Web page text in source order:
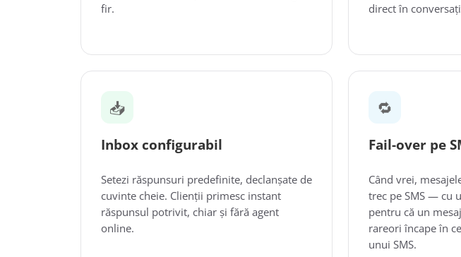
fir.
direct în
📥
Inbox configurabil
Setezi răspunsuri predefinite, declanșate de
cuvinte cheie. Clienții primesc instant
răspunsul potrivit, chiar și fără agent
online.
🔁
Fail-over pe
Când vrei,
trec pe SMS — cu
pentru că un
rareori încape în
unui SMS.